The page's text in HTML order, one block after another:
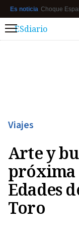
Es noticia Choque
Menú
ESdiario
Viajes
Arte y
próxima
Edades
Toro